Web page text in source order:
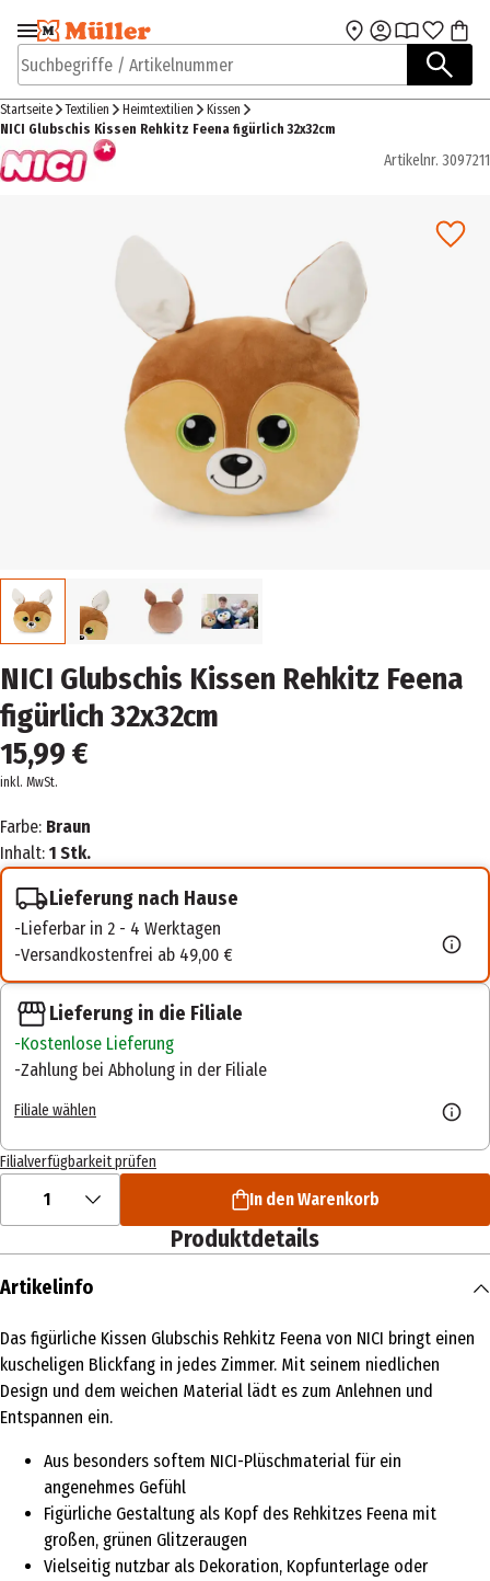
Zur Navigation
springen
Zum Hauptinhalt
Suchbegriffe / Artikelnummer
Startseite Textilien Heimtextilien
Kissen
NICI Glubschis Kissen Rehkitz Feena figürlich 32x32cm
Artikelnr. 3097211
NICI Glubschis Kissen Rehkitz Feena
figürlich 32x32cm
15,99 €
inkl. MwSt.
Farbe: Braun
Inhalt: 1 Stk.
Lieferung nach Hause
Lieferbar in 2 - 4 Werktagen
Versandkostenfrei ab 49,00 €
Lieferung in die Filiale
Kostenlose Lieferung
Zahlung bei Abholung in der Filiale
Filiale wählen
Filialverfügbarkeit prüfen
1 In den Warenkorb
Produktdetails
Artikelinfo
Das figürliche Kissen Glubschis Rehkitz Feena von NICI bringt einen
kuscheligen Blickfang in jedes Zimmer. Mit seinem niedlichen
Design und dem weichen Material lädt es zum Anlehnen und
Entspannen ein.
Aus besonders softem NICI-Plüschmaterial für ein
angenehmes Gefühl
Figürliche Gestaltung als Kopf des Rehkitzes Feena mit
großen, grünen Glitzeraugen
Vielseitig nutzbar als Dekoration, Kopfunterlage oder